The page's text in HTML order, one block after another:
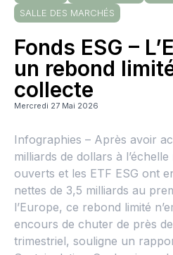
SALLE DES MARCHÉS
Fonds ESG –
un rebond
collecte
Mercredi 27 Mai 2026
Infographies – Après avoir
milliards de dollars à
ouverts et les ETF ESG ont
nettes de 3,5 milliards au
l’Europe, ce rebond limité
encours de chuter de près
trimestriel, souligne un